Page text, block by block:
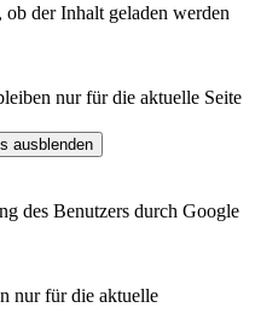
der Inhalt geladen werden
nur für die aktuelle Seite
ausblenden
des Benutzers durch Google
nur für die aktuelle